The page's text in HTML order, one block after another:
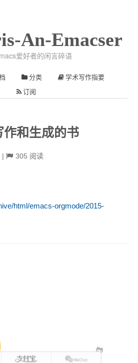
An-Emacser
爱好者的闲言碎语
分类 学术写作指要
订阅
作和生成的书
| 305 阅读
html/emacs-orgmode/2015-